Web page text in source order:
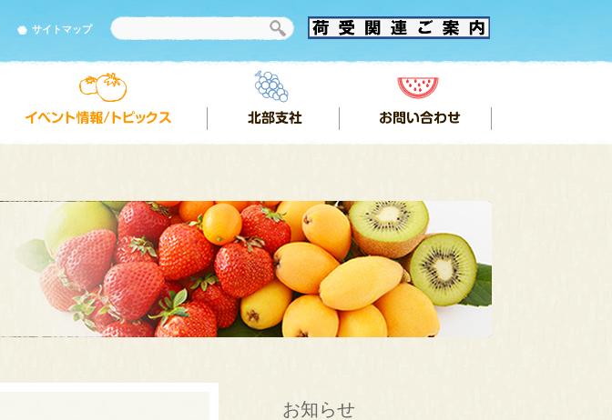
サイトマップ
お知らせ